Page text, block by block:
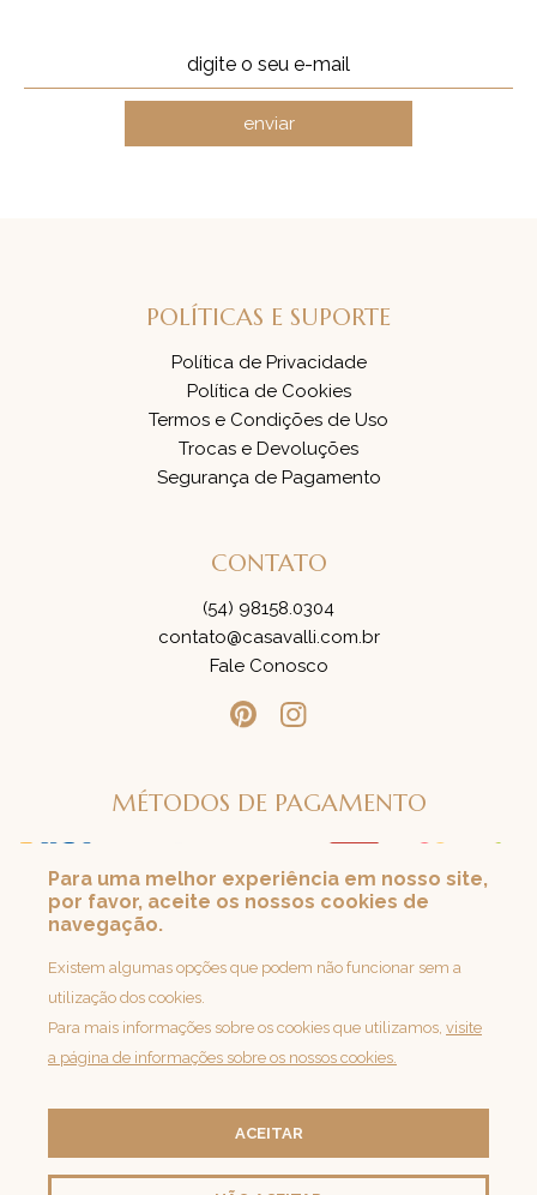
enviar
POLÍTICAS E SUPORTE
Política de Privacidade
Política de Cookies
Termos e Condições de Uso
Trocas e Devoluções
Segurança de Pagamento
CONTATO
(54) 98158.0304
contato@casavalli.com.br
Fale Conosco
MÉTODOS DE PAGAMENTO
SEGURANÇA
Para uma melhor experiência em nosso site,
por favor, aceite os nossos cookies de
navegação.
Existem algumas opções que podem não funcionar sem a
utilização dos cookies.
Para mais informações sobre os cookies que utilizamos, visite
a página de informações sobre os nossos cookies.
ACEITAR